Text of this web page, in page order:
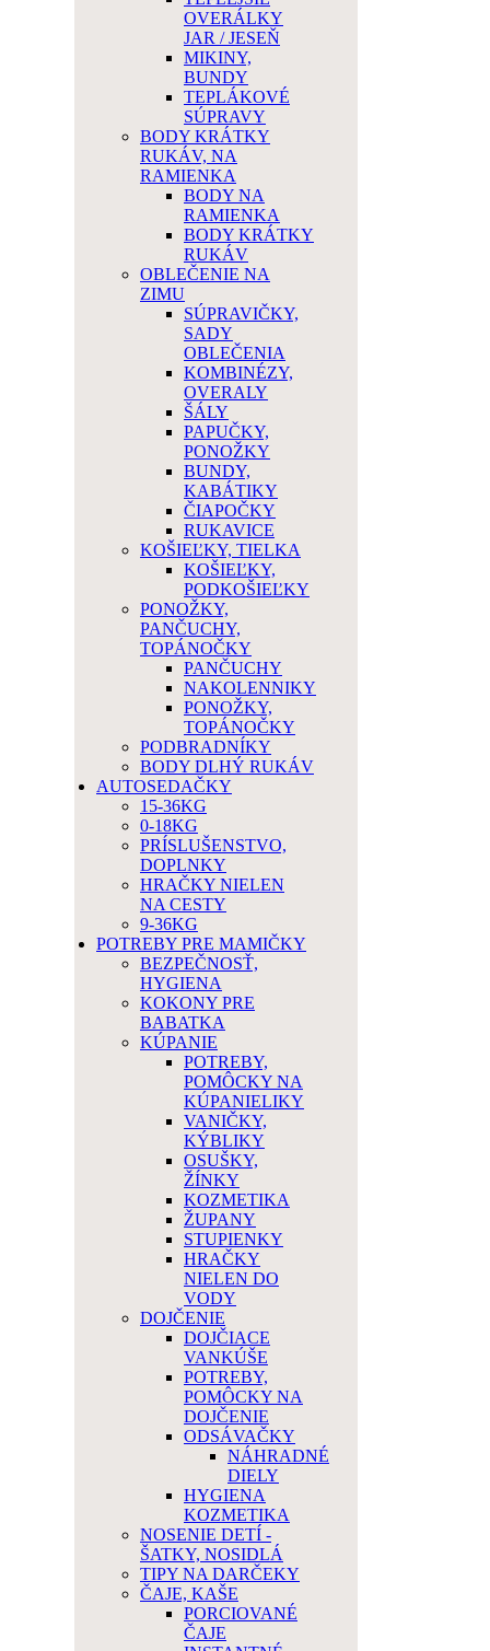
OVERÁLKY
JAR / JESEŇ
MIKINY,
BUNDY
TEPLÁKOVÉ
SÚPRAVY
BODY KRÁTKY
RUKÁV, NA
RAMIENKA
BODY NA
RAMIENKA
BODY KRÁTKY
RUKÁV
OBLEČENIE NA
ZIMU
SÚPRAVIČKY,
SADY
OBLEČENIA
KOMBINÉZY,
OVERALY
ŠÁLY
PAPUČKY,
PONOŽKY
BUNDY,
KABÁTIKY
ČIAPOČKY
RUKAVICE
KOŠIEĽKY, TIELKA
KOŠIEĽKY,
PODKOŠIEĽKY
PONOŽKY,
PANČUCHY,
TOPÁNOČKY
PANČUCHY
NAKOLENNIKY
PONOŽKY,
TOPÁNOČKY
PODBRADNÍKY
BODY DLHÝ RUKÁV
AUTOSEDAČKY
15-36KG
0-18KG
PRÍSLUŠENSTVO,
DOPLNKY
HRAČKY NIELEN
NA CESTY
9-36KG
POTREBY PRE MAMIČKY
BEZPEČNOSŤ,
HYGIENA
KOKONY PRE
BABATKA
KÚPANIE
POTREBY,
POMÔCKY NA
KÚPANIELIKY
VANIČKY,
KÝBLIKY
OSUŠKY,
ŽÍNKY
KOZMETIKA
ŽUPANY
STUPIENKY
HRAČKY
NIELEN DO
VODY
DOJČENIE
DOJČIACE
VANKÚŠE
POTREBY,
POMÔCKY NA
DOJČENIE
ODSÁVAČKY
NÁHRADNÉ
DIELY
HYGIENA
KOZMETIKA
NOSENIE DETÍ -
ŠATKY, NOSIDLÁ
TIPY NA DARČEKY
ČAJE, KAŠE
PORCIOVANÉ
ČAJE